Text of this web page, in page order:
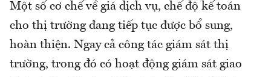
Một số cơ chế về giá dịch vụ, chế độ kế toán
cho thị trường đang tiếp tục được bổ sung,
hoàn thiện. Ngay cả công tác giám sát thị
trường, trong đó có hoạt động giám sát giao